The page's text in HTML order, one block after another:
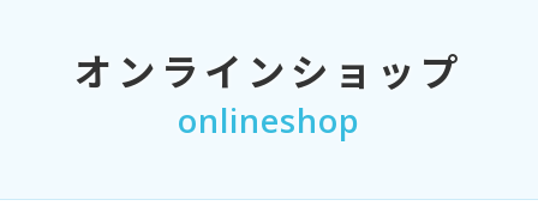
オンラインショップ
onlineshop